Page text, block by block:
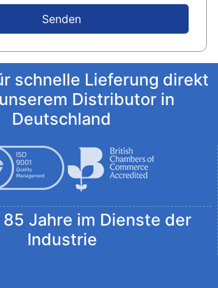
Senden
schnelle Lieferung direkt
Distributor in
Deutschland
Jahre im Dienste der
Industrie